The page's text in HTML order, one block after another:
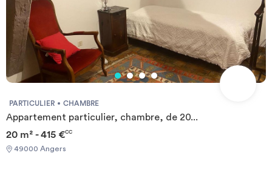
auxquels ce bien est exposé sont disponibles sur le site
Géorisque : https://www.georisques.gouv.fr
PARTICULIER CHAMBRE
Appartement particulier, chambre, de 20...
20 m² - 415 €CC
49000 Angers